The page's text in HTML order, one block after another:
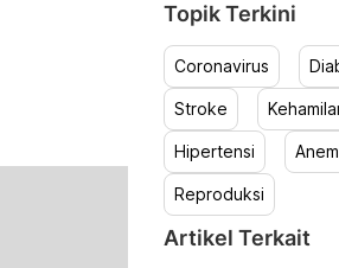
Topik Terkini
Coronavirus
Stroke
Hipertensi
Reproduksi
Artikel Terkait